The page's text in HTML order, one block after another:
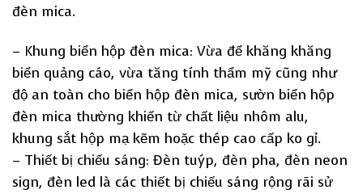
đèn mica.
– Khung biển hộp đèn mica: Vừa để khăng khăng
biển quảng cáo, vừa tăng tính thẩm mỹ cũng như
độ an toàn cho biển hộp đèn mica, sườn biển hộp
đèn mica thường khiến từ chất liệu nhôm alu,
khung sắt hộp mạ kẽm hoặc thép cao cấp ko gỉ.
– Thiết bị chiếu sáng: Đèn tuýp, đèn pha, đèn neon
sign, đèn led là các thiết bị chiếu sáng rộng rãi sử